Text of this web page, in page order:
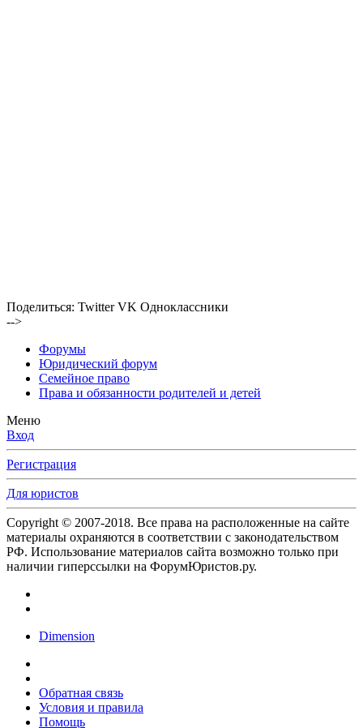
Поделиться: Twitter VK Одноклассники
-->
Форумы
Юридический форум
Семейное право
Права и обязанности родителей и детей
Меню
Вход
Регистрация
Для юристов
Copyright © 2007-2018. Все права на расположенные на сайте
материалы охраняются в соответствии с законодательством
РФ. Использование материалов сайта возможно только при
наличии гиперссылки на ФорумЮристов.ру.
Dimension
Обратная связь
Условия и правила
Помощь